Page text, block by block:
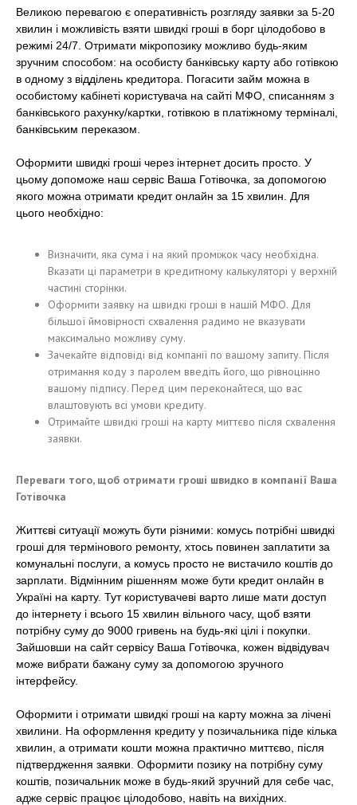
Великою перевагою є оперативність розгляду заявки за 5-20
хвилин і можливість взяти швидкі гроші в борг цілодобово в
режимі 24/7. Отримати мікропозику можливо будь-яким
зручним способом: на особисту банківську карту або готівкою
в одному з відділень кредитора. Погасити займ можна в
особистому кабінеті користувача на сайті МФО, списанням з
банківського рахунку/картки, готівкою в платіжному терміналі,
банківським переказом.
Оформити швидкі гроші через інтернет досить просто. У
цьому допоможе наш сервіс Ваша Готівочка, за допомогою
якого можна отримати кредит онлайн за 15 хвилин. Для
цього необхідно:
Визначити, яка сума і на який проміжок часу необхідна.
Вказати ці параметри в кредитному калькуляторі у верхній
частині сторінки.
Оформити заявку на швидкі гроші в нашій МФО. Для
більшої ймовірності схвалення радимо не вказувати
максимально можливу суму.
Зачекайте відповіді від компанії по вашому запиту. Після
отримання коду з паролем введіть його, що рівноцінно
вашому підпису. Перед цим переконайтеся, що вас
влаштовують всі умови кредиту.
Отримайте швидкі гроші на карту миттєво після схвалення
заявки.
Переваги того, щоб отримати гроші швидко в компанії Ваша
Готівочка
Життєві ситуації можуть бути різними: комусь потрібні швидкі
гроші для термінового ремонту, хтось повинен заплатити за
комунальні послуги, а комусь просто не вистачило коштів до
зарплати. Відмінним рішенням може бути кредит онлайн в
Україні на карту. Тут користувачеві варто лише мати доступ
до інтернету і всього 15 хвилин вільного часу, щоб взяти
потрібну суму до 9000 гривень на будь-які цілі і покупки.
Зайшовши на сайт сервісу Ваша Готівочка, кожен відвідувач
може вибрати бажану суму за допомогою зручного
інтерфейсу.
Оформити і отримати швидкі гроші на карту можна за лічені
хвилини. На оформлення кредиту у позичальника піде кілька
хвилин, а отримати кошти можна практично миттєво, після
підтвердження заявки. Оформити позику на потрібну суму
коштів, позичальник може в будь-який зручний для себе час,
адже сервіс працює цілодобово, навіть на вихідних.